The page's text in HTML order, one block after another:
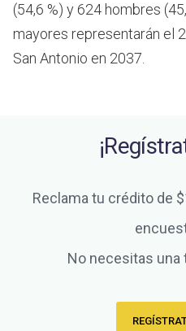
(54,6 %) y 624 hombres
mayores representarán el
San Antonio en 2037.
Reclama tu crédito de
No necesitas una